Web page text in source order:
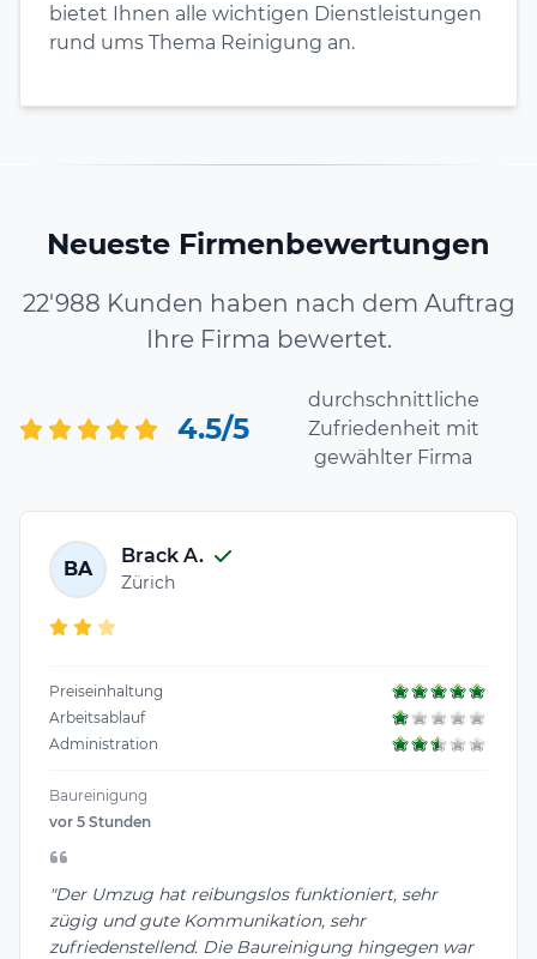
bietet Ihnen alle wichtigen Dienstleistungen
rund ums Thema Reinigung an.
Neueste Firmenbewertungen
22'988 Kunden haben nach dem Auftrag
Ihre Firma bewertet.
4.5/5
durchschnittliche
Zufriedenheit mit
gewählter Firma
BA
Brack A.
Zürich
Preiseinhaltung
Arbeitsablauf
Administration
Baureinigung
vor 5 Stunden
"Der Umzug hat reibungslos funktioniert, sehr
zügig und gute Kommunikation, sehr
zufriedenstellend. Die Baureinigung hingegen war